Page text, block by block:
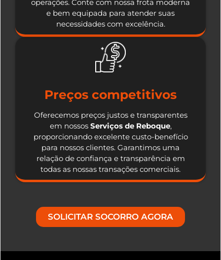
operações. Conte com nossa frota moderna
e bem equipada para atender suas
necessidades com excelência.
Preços competitivos
Oferecemos preços justos e transparentes
em nossos Serviços de Reboque,
proporcionando excelente custo-benefício
para nossos clientes. Garantimos uma
relação de confiança e transparência em
todas as nossas transações comerciais.
SOLICITAR SOCORRO AGORA